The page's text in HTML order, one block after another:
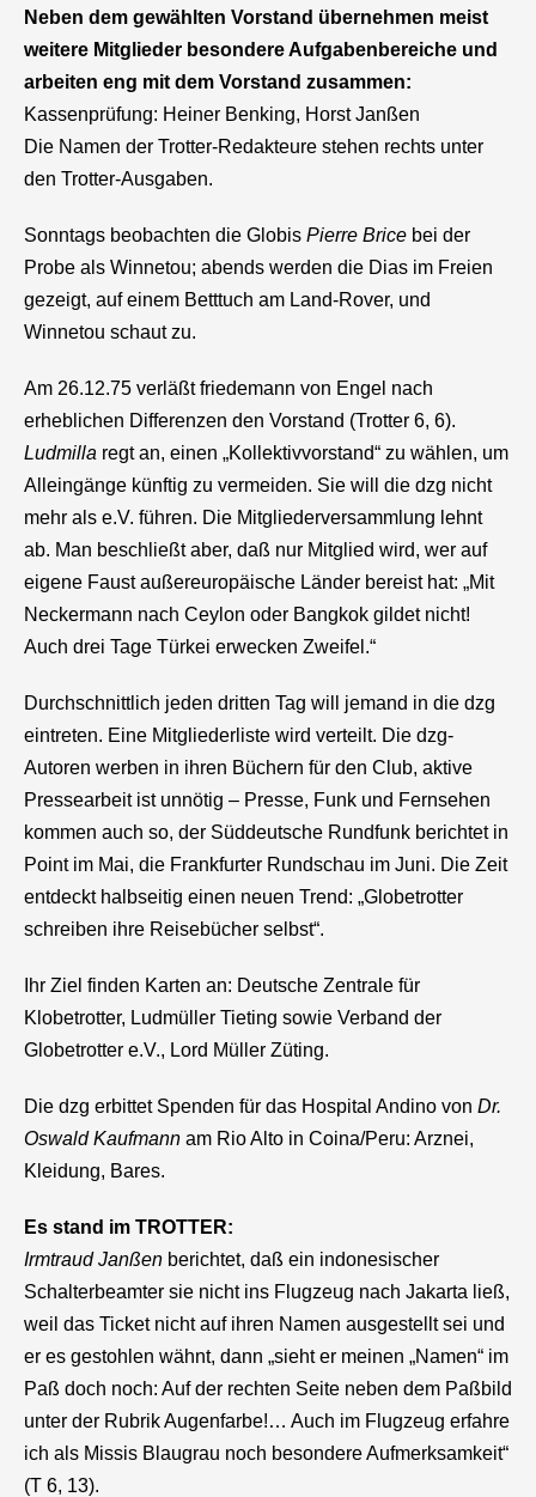
Neben dem gewählten Vorstand übernehmen meist
weitere Mitglieder besondere Aufgabenbereiche und
arbeiten eng mit dem Vorstand zusammen:
Kassenprüfung: Heiner Benking, Horst Janßen
Die Namen der Trotter-Redakteure stehen rechts unter
den Trotter-Ausgaben.
Sonntags beobachten die Globis Pierre Brice bei der
Probe als Winnetou; abends werden die Dias im Freien
gezeigt, auf einem Betttuch am Land-Rover, und
Winnetou schaut zu.
Am 26.12.75 verläßt friedemann von Engel nach
erheblichen Differenzen den Vorstand (Trotter 6, 6).
Ludmilla regt an, einen „Kollektivvorstand“ zu wählen, um
Alleingänge künftig zu vermeiden. Sie will die dzg nicht
mehr als e.V. führen. Die Mitgliederversammlung lehnt
ab. Man beschließt aber, daß nur Mitglied wird, wer auf
eigene Faust außereuropäische Länder bereist hat: „Mit
Neckermann nach Ceylon oder Bangkok gildet nicht!
Auch drei Tage Türkei erwecken Zweifel.“
Durchschnittlich jeden dritten Tag will jemand in die dzg
eintreten. Eine Mitgliederliste wird verteilt. Die dzg-
Autoren werben in ihren Büchern für den Club, aktive
Pressearbeit ist unnötig – Presse, Funk und Fernsehen
kommen auch so, der Süddeutsche Rundfunk berichtet in
Point im Mai, die Frankfurter Rundschau im Juni. Die Zeit
entdeckt halbseitig einen neuen Trend: „Globetrotter
schreiben ihre Reisebücher selbst“.
Ihr Ziel finden Karten an: Deutsche Zentrale für
Klobetrotter, Ludmüller Tieting sowie Verband der
Globetrotter e.V., Lord Müller Züting.
Die dzg erbittet Spenden für das Hospital Andino von Dr.
Oswald Kaufmann am Rio Alto in Coina/Peru: Arznei,
Kleidung, Bares.
Es stand im TROTTER:
Irmtraud Janßen berichtet, daß ein indonesischer
Schalterbeamter sie nicht ins Flugzeug nach Jakarta ließ,
weil das Ticket nicht auf ihren Namen ausgestellt sei und
er es gestohlen wähnt, dann „sieht er meinen „Namen“ im
Paß doch noch: Auf der rechten Seite neben dem Paßbild
unter der Rubrik Augenfarbe!… Auch im Flugzeug erfahre
ich als Missis Blaugrau noch besondere Aufmerksamkeit“
(T 6, 13).